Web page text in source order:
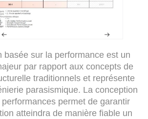
basée sur la performance est un
par rapport aux concepts de
traditionnels et représente
parasismique. La conception
permet de garantir
atteindra de manière fiable un